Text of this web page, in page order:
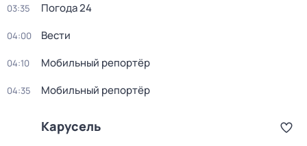
03:35 Погода 24
04:00 Вести
04:10 Мобильный репортёр
04:35 Мобильный репортёр
Карусель